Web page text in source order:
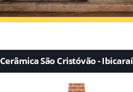
Cerâmica São Cristóvão - Ibicaraí